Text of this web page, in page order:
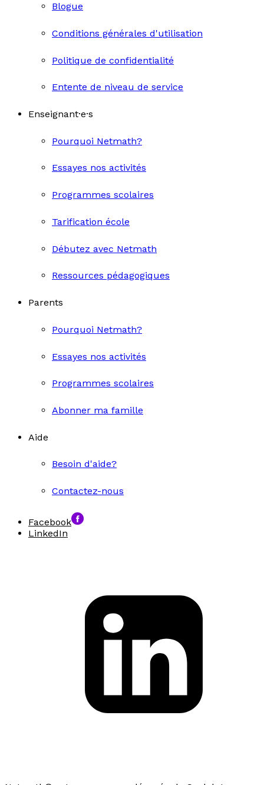
Blogue
Conditions générales d'utilisation
Politique de confidentialité
Entente de niveau de service
Enseignant·e·s
Pourquoi Netmath?
Essayes nos activités
Programmes scolaires
Tarification école
Débutez avec Netmath
Ressources pédagogiques
Parents
Pourquoi Netmath?
Essayes nos activités
Programmes scolaires
Abonner ma famille
Aide
Besoin d'aide?
Contactez-nous
Facebook
LinkedIn